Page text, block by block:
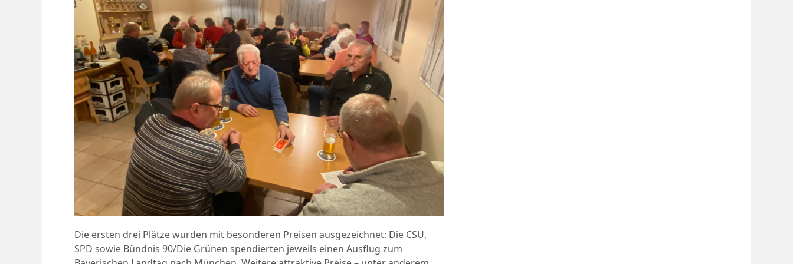
Die ersten drei Plätze wurden mit besonderen Preisen ausgezeichnet: Die CSU,
SPD sowie Bündnis 90/Die Grünen spendierten jeweils einen Ausflug zum